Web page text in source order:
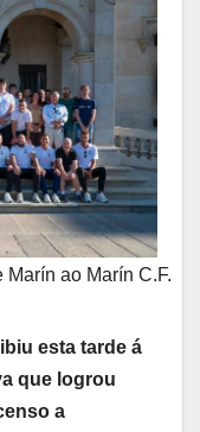
ao Marín C.F.
esta tarde á
que logrou
a